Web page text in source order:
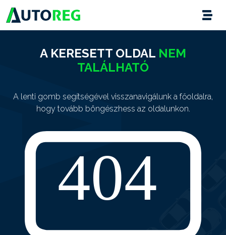
A KERESETT OLDAL NEM
TALÁLHATÓ
A lenti gomb segítségével visszanavigálunk a főoldalra,
hogy tovább böngészhess az oldalunkon.